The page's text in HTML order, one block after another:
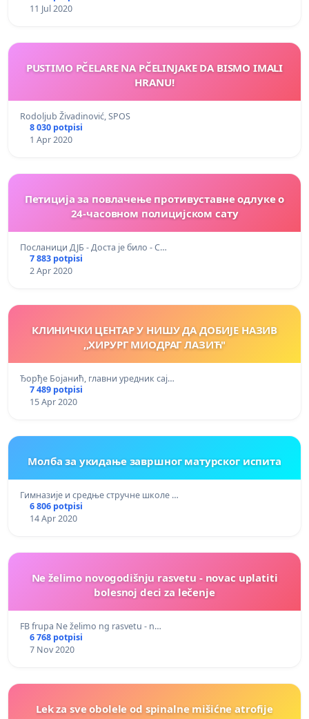
11 Jul 2020
PUSTIMO PČELARE NA PČELINJAKE DA BISMO IMALI
HRANU!
Rodoljub Živadinović, SPOS
8 030 potpisi
1 Apr 2020
Петиција за повлачење противуставне одлуке о
24-часовном полицијском сату
Посланици ДЈБ - Доста је било - С…
7 883 potpisi
2 Apr 2020
КЛИНИЧКИ ЦЕНТАР У НИШУ ДА ДОБИЈЕ НАЗИВ
,,ХИРУРГ МИОДРАГ ЛАЗИЋ"
Ђорђе Бојанић, главни уредник сај…
7 489 potpisi
15 Apr 2020
Молба за укидање завршног матурског испита
Гимназије и средње стручне школе …
6 806 potpisi
14 Apr 2020
Ne želimo novogodišnju rasvetu - novac uplatiti
bolesnoj deci za lečenje
FB frupa Ne želimo ng rasvetu - n…
6 768 potpisi
7 Nov 2020
Lek za sve obolele od spinalne mišićne atrofije